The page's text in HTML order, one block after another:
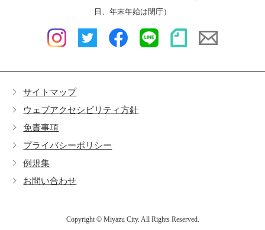
サイトマップ
ウェブアクセシビリティ方針
免責事項
プライバシーポリシー
例規集
お問い合わせ
日、年末年始は閉庁）
Copyright © Miyazu City. All Rights Reserved.